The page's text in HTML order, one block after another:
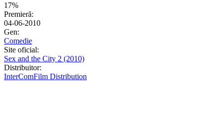
17%
Premieră:
04-06-2010
Gen:
Comedie
Site oficial:
Sex and the City 2 (2010)
Distribuitor:
InterComFilm Distribution